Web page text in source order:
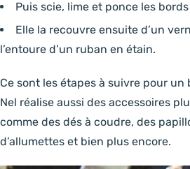
Puis scie, lime et ponce les bords
Elle la recouvre ensuite d’un
l’entoure d’un ruban en étain.
Ce sont les étapes à suivre pour un
Nel réalise aussi des accessoires
comme des dés à coudre, des
d’allumettes et bien plus encore.